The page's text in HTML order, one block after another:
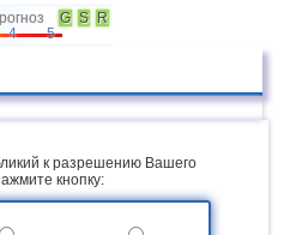
G S
R
4 5
к разрешению Вашего
кнопку: